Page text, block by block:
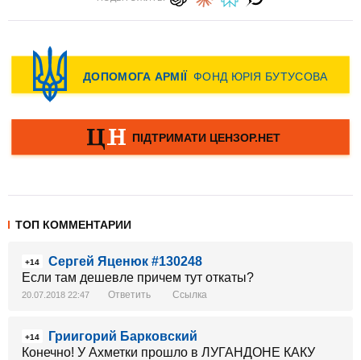
ТОП КОММЕНТАРИИ
+14
Сергей Яценюк #130248
Если там дешевле причем тут откаты?
20.07.2018 22:47 Ответить Ссылка
+14
Гриигорий Барковский
Конечно! У Ахметки прошло в ЛУГАНДОНЕ КАКУ